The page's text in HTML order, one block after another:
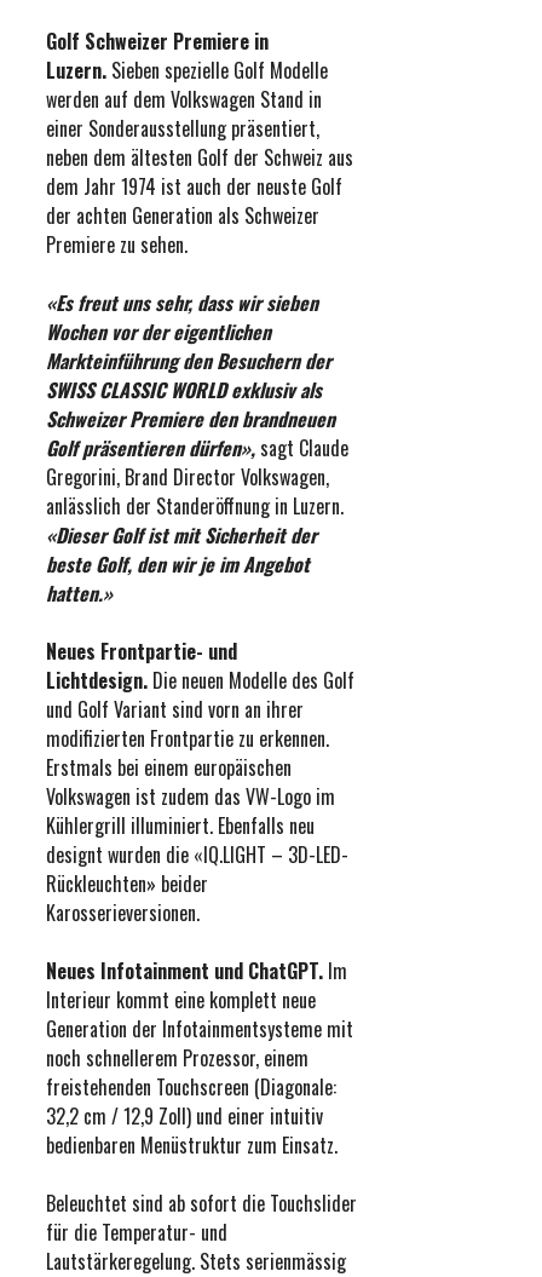
Golf Schweizer Premiere in
Luzern. Sieben spezielle Golf Modelle
werden auf dem Volkswagen Stand in
einer Sonderausstellung präsentiert,
neben dem ältesten Golf der Schweiz aus
dem Jahr 1974 ist auch der neuste Golf
der achten Generation als Schweizer
Premiere zu sehen.
«Es freut uns sehr, dass wir sieben
Wochen vor der eigentlichen
Markteinführung den Besuchern der
SWISS CLASSIC WORLD exklusiv als
Schweizer Premiere den brandneuen
Golf präsentieren dürfen»,sagt Claude
Gregorini, Brand Director Volkswagen,
anlässlich der Standeröffnung in Luzern.
«Dieser Golf ist mit Sicherheit der
beste Golf, den wir je im Angebot
hatten.»
Neues Frontpartie- und
Lichtdesign. Die neuen Modelle des Golf
und Golf Variant sind vorn an ihrer
modifizierten Frontpartie zu erkennen.
Erstmals bei einem europäischen
Volkswagen ist zudem das VW-Logo im
Kühlergrill illuminiert. Ebenfalls neu
designt wurden die «IQ.LIGHT – 3D-LED-
Rückleuchten» beider
Karosserieversionen.
Neues Infotainment und ChatGPT. Im
Interieur kommt eine komplett neue
Generation der Infotainmentsysteme mit
noch schnellerem Prozessor, einem
freistehenden Touchscreen (Diagonale:
32,2 cm / 12,9 Zoll) und einer intuitiv
bedienbaren Menüstruktur zum Einsatz.
Beleuchtet sind ab sofort die Touchslider
für die Temperatur- und
Lautstärkeregelung. Stets serienmässig